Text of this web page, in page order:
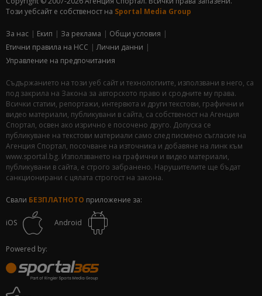
Този уебсайт е собственост на Sportal Media Group
За нас Екип За рекламa
Общи условия
Етични правила на НСС
Лични данни
Управление на предпочитания
Съдържанието на този уеб сайт и технологиите, използвани в него, са
под закрила на Закона за авторското право и сродните му права.
Всички статии, репортажи, интервюта и други текстови, графични и
видео материали, публикувани в сайта, са собственост на Агенция
Спортал, освен ако изрично е посочено друго. Допуска се
публикуване на текстови материали само след писмено съгласие на
Агенция Спортал, посочване на източника и добавяне на линк към
www.sportal.bg. Използването на графични и видео материали,
публикувани в сайта, е строго забранено. Нарушителите ще бъдат
санкционирани с цялата строгост на закона.
Свали БЕЗПЛАТНОТО приложение за:
iOS Android
Powered by: